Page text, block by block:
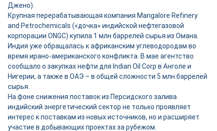
Джено).
Крупная перерабатывающая компания Mangalore Refinery
and Petrochemicals («дочка» индийской нефтегазовой
корпорации ONGC) купила 1 млн баррелей сырья из Омана.
Индия уже обращалась к африканским углеводородам во
время ирано-американского конфликта. В мае агентство
сообщало о закупках нефти для Indian Oil Corp в Анголе и
Нигерии, а также в ОАЭ – в общей сложности 5 млн баррелей
сырья.
На фоне снижения поставок из Персидского залива
индийский энергетический сектор не только проявляет
интерес к поставкам из новых источников, но и расширяет
участие в добывающих проектах за рубежом.